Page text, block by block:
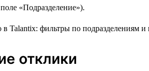
«Подразделение»).
отклики